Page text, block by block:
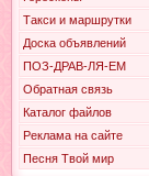
Такси и маршрутки
Доска объявлений
ПОЗ-ДРАВ-ЛЯ-ЕМ
Обратная связь
Каталог файлов
Реклама на сайте
Песня Твой мир